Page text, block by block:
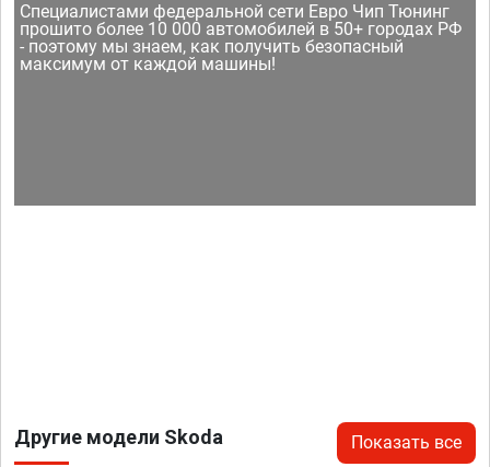
Специалистами федеральной сети Евро Чип Тюнинг
прошито более 10 000 автомобилей в 50+ городах РФ
- поэтому мы знаем, как получить безопасный
максимум от каждой машины!
Другие модели Skoda Показать все